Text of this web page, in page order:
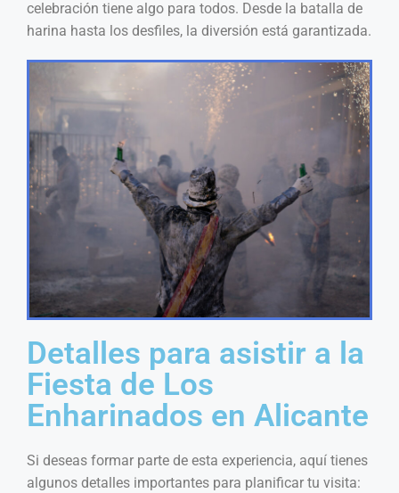
celebración tiene algo para todos. Desde la batalla de
harina hasta los desfiles, la diversión está garantizada.
Detalles para asistir a la
Fiesta de Los
Enharinados en Alicante
Si deseas formar parte de esta experiencia, aquí tienes
algunos detalles importantes para planificar tu visita: